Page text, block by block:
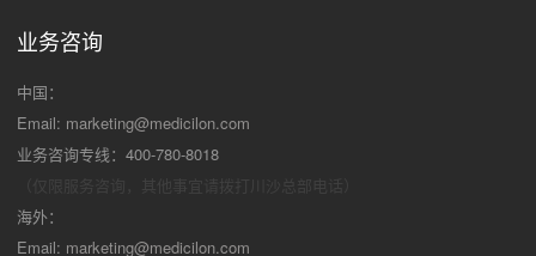
业务咨询
中国：
Email: marketing@medicilon.com
业务咨询专线：400-780-8018
海外：
Email: marketing@medicilon.com